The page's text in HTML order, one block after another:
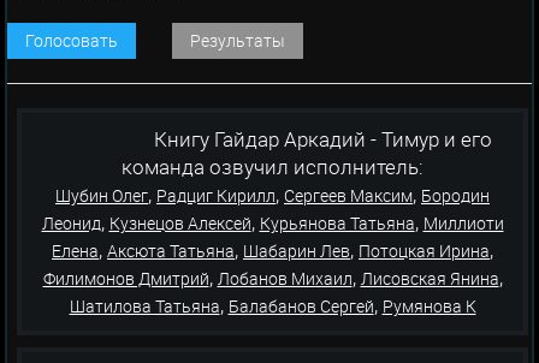
Голосовать Результаты
Книгу Гайдар Аркадий - Тимур и его
команда озвучил исполнитель:
Шубин Олег, Радциг Кирилл, Сергеев Максим, Бородин
Леонид, Кузнецов Алексей, Курьянова Татьяна, Миллиоти
Елена, Аксюта Татьяна, Шабарин Лев, Потоцкая Ирина,
Филимонов Дмитрий, Лобанов Михаил, Лисовская Янина,
Шатилова Татьяна, Балабанов Сергей, Румянова К